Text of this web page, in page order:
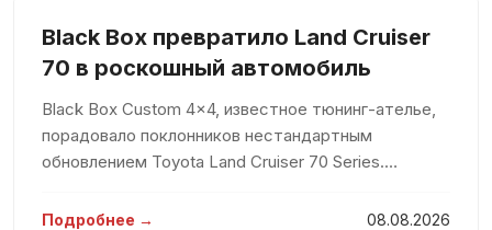
Black Box превратило Land Cruiser
70 в роскошный автомобиль
Black Box Custom 4×4, известное тюнинг-ателье,
порадовало поклонников нестандартным
обновлением Toyota Land Cruiser 70 Series.
рабочее средство, этот внедорожник теперь
Подробнее → 08.08.2026